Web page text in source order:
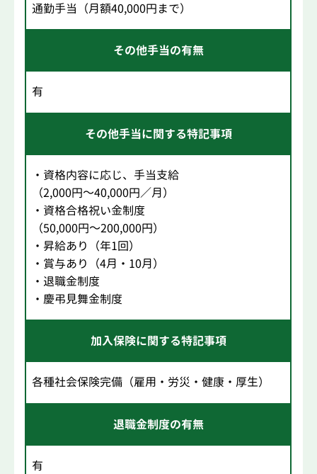
通勤手当（月額40,000円まで）
その他手当の有無
有
その他手当に関する特記事項
・資格内容に応じ、手当支給
（2,000円～40,000円／月）
・資格合格祝い金制度
（50,000円～200,000円）
・昇給あり（年1回）
・賞与あり（4月・10月）
・退職金制度
・慶弔見舞金制度
加入保険に関する特記事項
各種社会保険完備（雇用・労災・健康・厚生）
退職金制度の有無
有